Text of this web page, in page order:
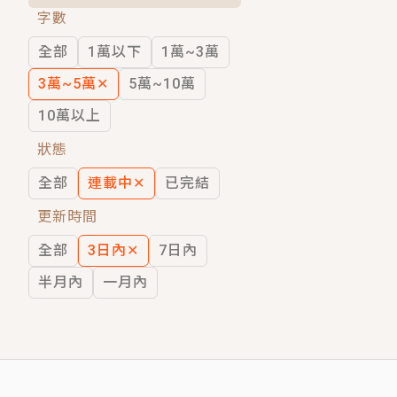
穿越｜《穿越遠古後成了野人娘子》你
字數
全部
1萬以下
1萬~3萬
3萬~5萬 ✕
5萬~10萬
10萬以上
狀態
全部
連載中 ✕
已完結
更新時間
全部
3日內 ✕
7日內
半月內
一月內